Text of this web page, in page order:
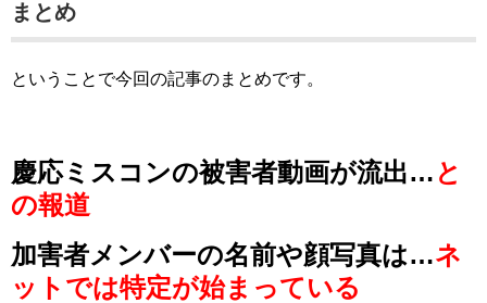
まとめ
ということで今回の記事のまとめです。
慶応ミスコンの被害者動画が流出… と
の報道
加害者メンバーの名前や顔写真は…ネ
ットでは特定が始まっている